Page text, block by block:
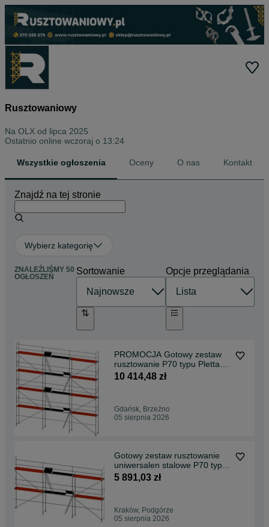
Rusztowaniowy
Na OLX od lipca 2025
Ostatnio online wczoraj o 13:24
Wszystkie ogłoszenia Oceny O nas Kontakt
Znajdź na tej stronie
Wybierz kategorię
ZNALEŹLIŚMY 50
OGŁOSZEŃ
Sortowanie Opcje przeglądania
PROMOCJA Gotowy zestaw
rusztowanie P70 typu Plettac
93m2
10 414,48 zł
Gdańsk, Brzeźno
05 sierpnia 2026
Gotowy zestaw rusztowanie
uniwersalen stalowe P70 typu
Plettac 57m2
5 891,03 zł
Kraków, Podgórze
05 sierpnia 2026